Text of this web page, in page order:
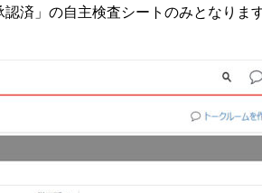
済」の自主検査シートのみとなりま